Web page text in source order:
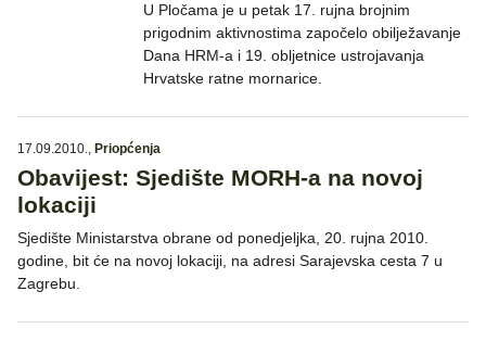
U Pločama je u petak 17. rujna brojnim
prigodnim aktivnostima započelo obilježavanje
Dana HRM-a i 19. obljetnice ustrojavanja
Hrvatske ratne mornarice.
17.09.2010., Priopćenja
Obavijest: Sjedište MORH-a na novoj
lokaciji
Sjedište Ministarstva obrane od ponedjeljka, 20. rujna 2010.
godine, bit će na novoj lokaciji, na adresi Sarajevska cesta 7 u
Zagrebu.